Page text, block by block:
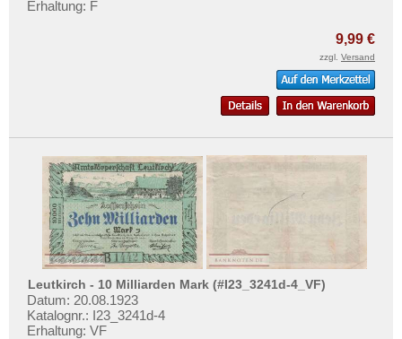
Erhaltung: F
9,99 €
zzgl. Versand
Leutkirch - 10 Milliarden Mark (#I23_3241d-4_VF)
Datum: 20.08.1923
Katalognr.: I23_3241d-4
Erhaltung: VF